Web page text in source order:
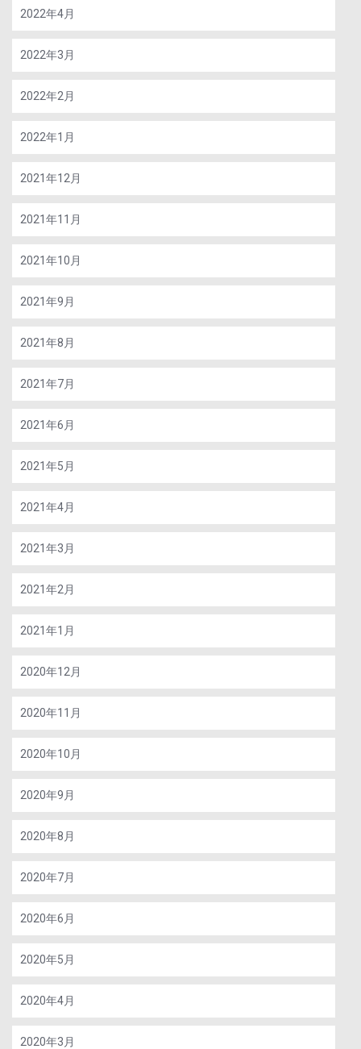
2022年4月
2022年3月
2022年2月
2022年1月
2021年12月
2021年11月
2021年10月
2021年9月
2021年8月
2021年7月
2021年6月
2021年5月
2021年4月
2021年3月
2021年2月
2021年1月
2020年12月
2020年11月
2020年10月
2020年9月
2020年8月
2020年7月
2020年6月
2020年5月
2020年4月
2020年3月